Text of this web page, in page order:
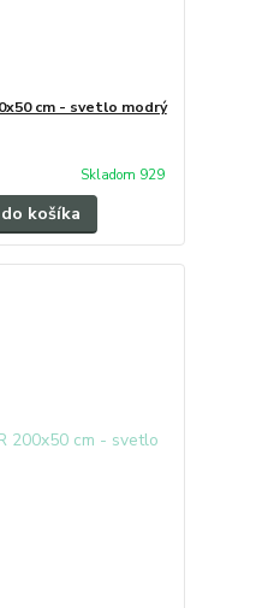
cm - svetlo modrý
Skladom 929
košíka